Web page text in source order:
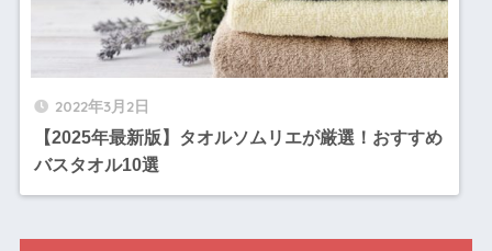
2022年3月2日
【2025年最新版】タオルソムリエが厳選！おすすめ
バスタオル10選